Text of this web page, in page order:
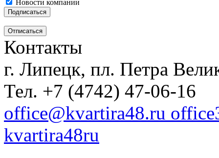
Новости компании
Контакты
г. Липецк, пл. Петра
Тел. +7 (4742) 47-06-16
office@kvartira48.ru
kvartira48ru